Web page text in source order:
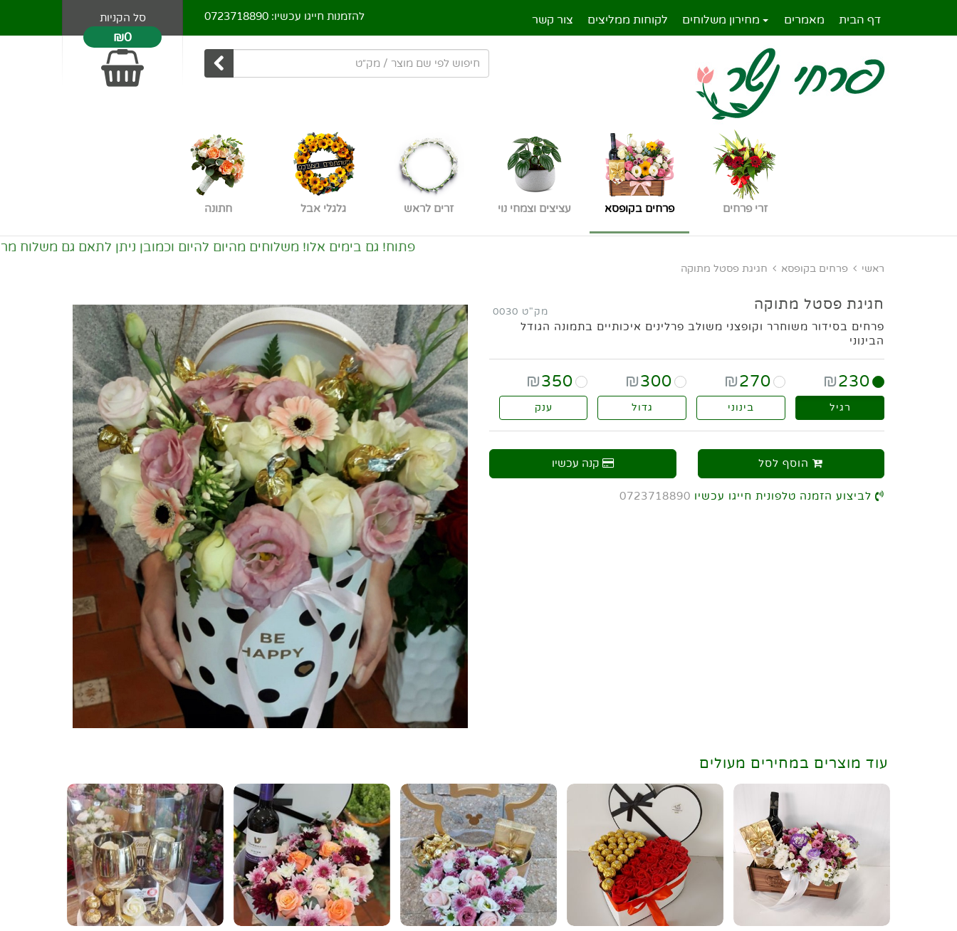
סל הקניות
₪0
להזמנות חייגו עכשיו: 0723718890 דף הבית מאמרים מחירון משלוחים לקוחות ממליצים צור קשר
זרי פרחים פרחים בקופסא עציצים וצמחי נוי זרים לראש גלגלי אבל חתונה
פתוח! גם בימים אלו! משלוחים מהיום להיום וכמובן ניתן לתאם גם משלוח מראש. אזורי
ראשי פרחים בקופסא חגיגת פסטל מתוקה
חגיגת פסטל מתוקה מק"ט 0030
פרחים בסידור משוחרר וקופצני משולב פרלינים איכותיים בתמונה הגודל
הבינוני
₪230
₪270
₪300
₪350
רגיל בינוני גדול ענק
הוסף לסל קנה עכשיו
לביצוע הזמנה טלפונית חייגו עכשיו 0723718890
עוד מוצרים במחירים מעולים